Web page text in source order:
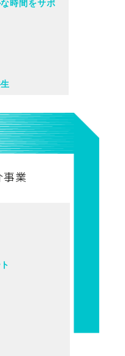
時間をサポ
業